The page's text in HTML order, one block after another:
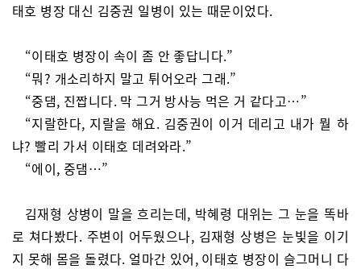
태호 병장 대신 김중권 일병이 있는 때문이었다.
“이태호 병장이 속이 좀 안 좋답니다.”
“뭐? 개소리하지 말고 튀어오라 그래.”
“중댐, 진짭니다. 막 그거 방사능 먹은 거 같다고…”
“지랄한다, 지랄을 해요. 김중권이 이거 데리고 내가 뭘 하
냐? 빨리 가서 이태호 데려와라.”
“에이, 중댐…”
김재형 상병이 말을 흐리는데, 박혜령 대위는 그 눈을 똑바
로 쳐다봤다. 주변이 어두웠으나, 김재형 상병은 눈빛을 이기
지 못해 몸을 돌렸다. 얼마간 있어, 이태호 병장이 슬그머니 다